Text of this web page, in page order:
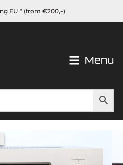
EU * (from €200,-)
Menu